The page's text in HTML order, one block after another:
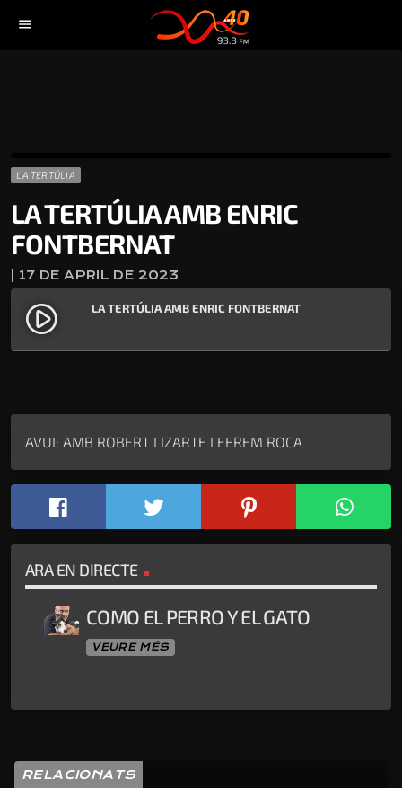
menu
LA TERTÚLIA
LA TERTÚLIA AMB ENRIC
FONTBERNAT
| 17 DE APRIL DE 2023
play_circle_filled LA TERTÚLIA AMB ENRIC FONTBERNAT
AVUI: AMB ROBERT LIZARTE I EFREM ROCA
ARA EN DIRECTE
COMO EL PERRO Y EL GATO
VEURE MÉS
RELACIONATS